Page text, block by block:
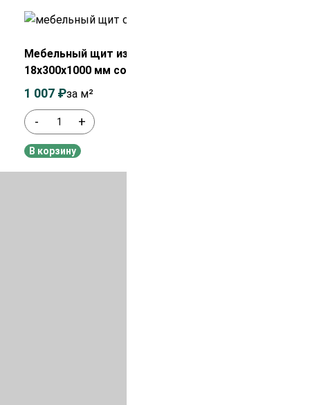
Мебельный щит из сосны/ели
18х300х1000 мм сорт АВ
- +
1 007 ₽за м²
В корзину